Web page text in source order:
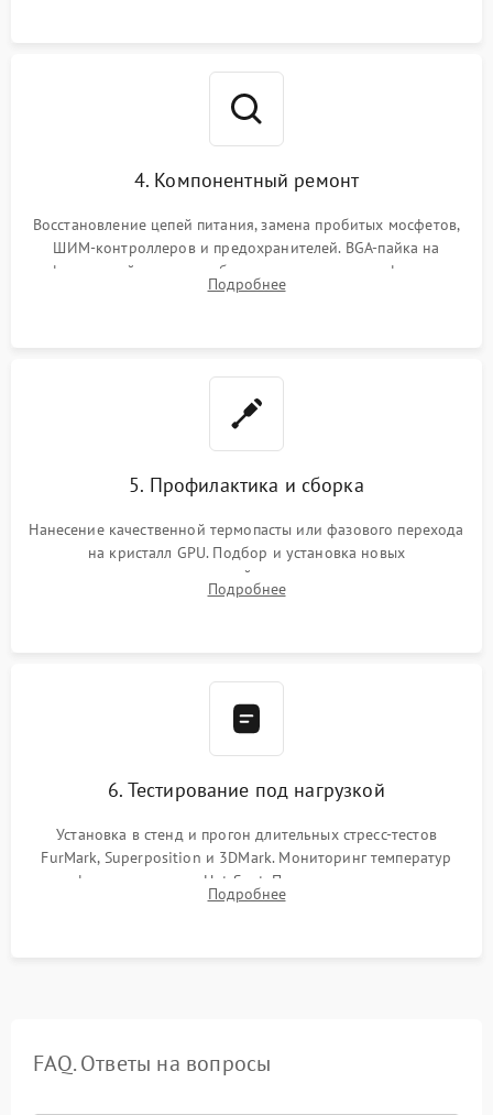
4. Компонентный ремонт
Восстановление цепей питания, замена пробитых мосфетов,
ШИМ-контроллеров и предохранителей. BGA-пайка на
инфракрасной станции реболлинг или замена графического
чипа и дефектной памяти GDDR. Прошивка BIOS
Подробнее
5. Профилактика и сборка
Нанесение качественной термопасты или фазового перехода
на кристалл GPU. Подбор и установка новых
термопрокладок правильной толщины на память и цепи
питания. Монтаж радиатора и бэкплейта, подключение и
Подробнее
6. Тестирование под нагрузкой
Установка в стенд и прогон длительных стресс-тестов
FurMark, Superposition и 3DMark. Мониторинг температур
графического чипа и Hot Spot. Проверка на отсутствие
артефактов изображения, вылетов драйвера и зависаний.
Подробнее
FAQ. Ответы на вопросы